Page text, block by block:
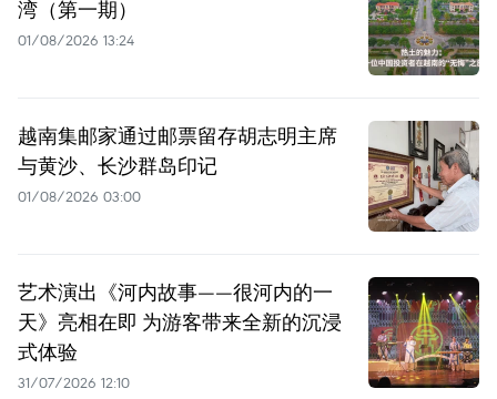
湾（第一期）
01/08/2026 13:24
越南集邮家通过邮票留存胡志明主席
与黄沙、长沙群岛印记
01/08/2026 03:00
艺术演出《河内故事——很河内的一
天》亮相在即 为游客带来全新的沉浸
式体验
31/07/2026 12:10